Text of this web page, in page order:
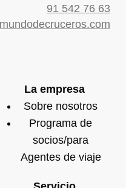
91 542 76 63
La empresa
Sobre nosotros
Programa de
socios/para
Agentes de viaje